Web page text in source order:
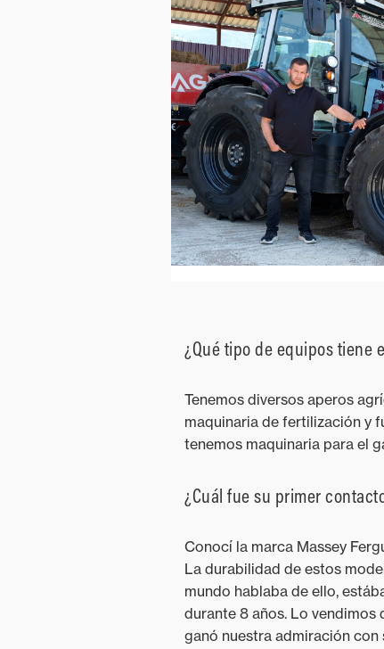
¿Qué tipo de equipos tiene
Tenemos diversos aperos
maquinaria de fertilización y
tenemos maquinaria para el
¿Cuál fue su primer
Conocí la marca Massey
La durabilidad de estos
mundo hablaba de ello,
durante 8 años. Lo vendimos
ganó nuestra admiración